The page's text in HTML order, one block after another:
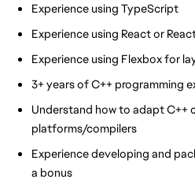
Experience using TypeScript
Experience using React or
Experience using Flexbox for
3+ years of C++ programming
Understand how to adapt C++
platforms/compilers
Experience developing and
a bonus